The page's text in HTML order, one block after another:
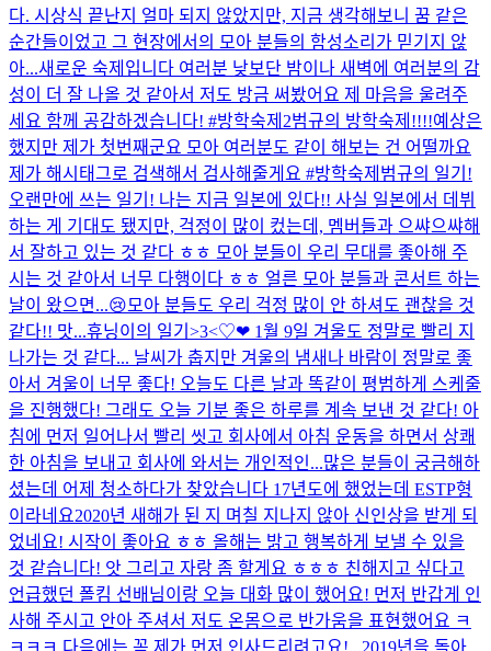
다. 시상식 끝난지 얼마 되지 않았지만, 지금 생각해보니 꿈 같은
순간들이었고 그 현장에서의 모아 분들의 함성소리가 믿기지 않
아...새로운 숙제입니다 여러분 낮보단 밤이나 새벽에 여러분의 감
성이 더 잘 나올 것 같아서 저도 방금 써봤어요 제 마음을 울려주
세요 함께 공감하겠습니다! #방학숙제2범규의 방학숙제!!!!예상은
했지만 제가 첫번째군요 모아 여러분도 같이 해보는 건 어떨까요
제가 해시태그로 검색해서 검사해줄게요 #방학숙제 범규의 일기!
오랜만에 쓰는 일기! 나는 지금 일본에 있다!! 사실 일본에서 데뷔
하는 게 기대도 됐지만, 걱정이 많이 컸는데, 멤버들과 으쌰으쌰해
서 잘하고 있는 것 같다 ㅎㅎ 모아 분들이 우리 무대를 좋아해 주
시는 것 같아서 너무 다행이다 ㅎㅎ 얼른 모아 분들과 콘서트 하는
날이 왔으면...😢모아 분들도 우리 걱정 많이 안 하셔도 괜찮을 것
같다!! 맛...휴닝이의 일기>3<♡❤ 1월 9일 겨울도 정말로 빨리 지
나가는 것 같다... 날씨가 춥지만 겨울의 냄새나 바람이 정말로 좋
아서 겨울이 너무 좋다! 오늘도 다른 날과 똑같이 평범하게 스케줄
을 진행했다! 그래도 오늘 기분 좋은 하루를 계속 보낸 것 같다! 아
침에 먼저 일어나서 빨리 씻고 회사에서 아침 운동을 하면서 상쾌
한 아침을 보내고 회사에 와서는 개인적인...많은 분들이 궁금해하
셨는데 어제 청소하다가 찾았습니다 17년도에 했었는데 ESTP형
이라네요2020년 새해가 된 지 며칠 지나지 않아 신인상을 받게 되
었네요! 시작이 좋아요 ㅎㅎ 올해는 밝고 행복하게 보낼 수 있을
것 같습니다! 앗 그리고 자랑 좀 할게요 ㅎㅎㅎ 친해지고 싶다고
언급했던 폴킴 선배님이랑 오늘 대화 많이 했어요! 먼저 반갑게 인
사해 주시고 안아 주셔서 저도 온몸으로 반가움을 표현했어요 ㅋ
ㅋㅋㅋ 다음에는 꼭 제가 먼저 인사드리려고요!...2019년을 돌아